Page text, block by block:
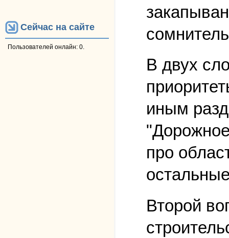
Сейчас на сайте
Пользователей онлайн: 0.
В двух
иным
про
Второй